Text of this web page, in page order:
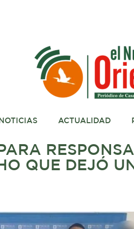
NOTICIAS ACTUALIDAD
QUE DEJÓ